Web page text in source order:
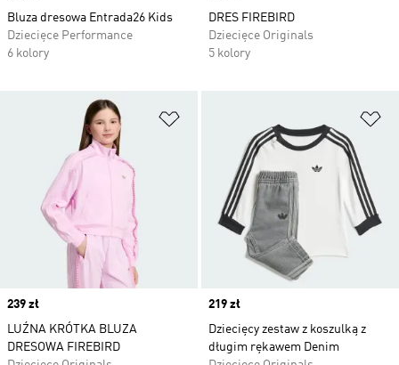
Bluza dresowa Entrada26 Kids
Dziecięce Performance
6 kolory
DRES FIREBIRD
Dziecięce Originals
5 kolory
Price
239 zł
LUŹNA KRÓTKA BLUZA
DRESOWA FIREBIRD
Price
219 zł
Dziecięcy zestaw z koszulką z
długim rękawem Denim